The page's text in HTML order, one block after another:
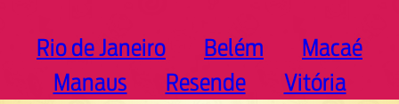
Rio de Janeiro Belém
Macaé
Manaus
Resende Vitória